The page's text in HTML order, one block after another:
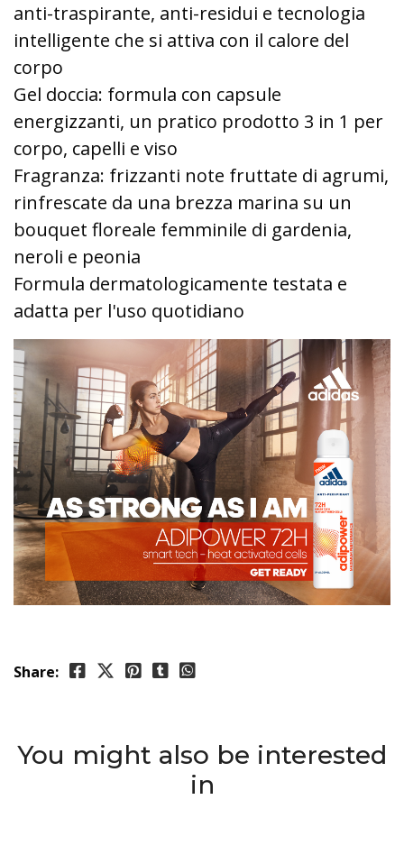
anti-traspirante, anti-residui e tecnologia
intelligente che si attiva con il calore del
corpo
Gel doccia: formula con capsule
energizzanti, un pratico prodotto 3 in 1 per
corpo, capelli e viso
Fragranza: frizzanti note fruttate di agrumi,
rinfrescate da una brezza marina su un
bouquet floreale femminile di gardenia,
neroli e peonia
Formula dermatologicamente testata e
adatta per l'uso quotidiano
Share:
You might also be interested
in